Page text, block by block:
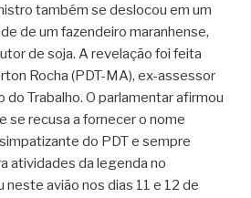
também se deslocou em um
de um fazendeiro maranhense,
de soja. A revelação foi feita
Rocha (PDT-MA), ex-assessor
Trabalho. O parlamentar afirmou
se recusa a fornecer o nome
do PDT e sempre
atividades da legenda no
neste avião nos dias 11 e 12 de